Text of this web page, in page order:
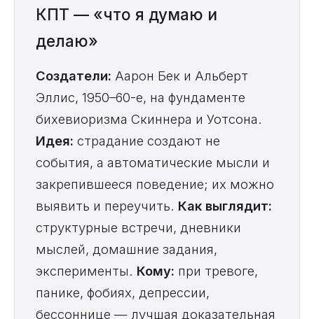
КПТ — «что я думаю и
делаю»
Создатели: Аарон Бек и Альберт
Эллис, 1950–60-е, на фундаменте
бихевиоризма Скиннера и Уотсона.
Идея: страдание создают не
события, а автоматические мысли и
закрепившееся поведение; их можно
выявить и переучить. Как выглядит:
структурные встречи, дневники
мыслей, домашние задания,
эксперименты. Кому: при тревоге,
панике, фобиях, депрессии,
бессоннице — лучшая доказательная